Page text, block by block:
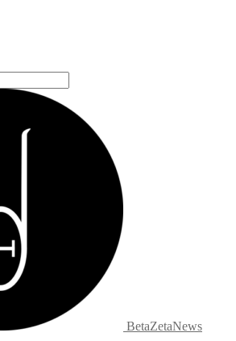
BetaZetaNews